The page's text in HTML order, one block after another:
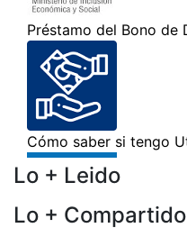
Lo + Leido
Lo + Compartido